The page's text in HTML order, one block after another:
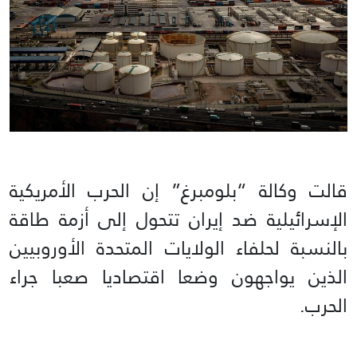
قالت وكالة “بلومبرغ” إن الحرب الأمريكية
الإسرائيلية ضد إيران تتحول إلى أزمة طاقة
بالنسبة لحلفاء الولايات المتحدة الأوروبيين
الذين يواجهون وضعا اقتصاديا صعبا جراء
الحرب.